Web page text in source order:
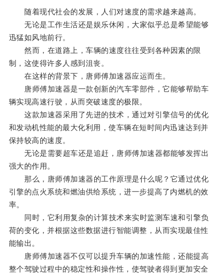
随着现代社会的发展，人们对速度的需求越来越高。
无论是工作生活还是娱乐休闲，大家似乎总是希望能够
迅猛如风地前行。
然而，在道路上，车辆的速度往往受到各种因素的限
制，这使得许多人感到沮丧。
在这样的背景下，唐师傅加速器应运而生。
唐师傅加速器是一款创新的汽车零部件，它能够帮助车
辆实现高速行驶，从而突破速度的极限。
这款加速器采用了先进的技术，通过对引擎信号的优化
和发动机性能的最大化利用，使车辆在短时间内迅速达到并
保持较高的速度。
无论是需要超车还是追赶，唐师傅加速器都能够发挥出
强大的作用。
那么，唐师傅加速器的工作原理是什么呢？它通过优化
引擎的点火系统和燃油供给系统，进一步提高了内燃机的效
率。
同时，它利用复杂的计算技术来实时监测车速和引擎负
荷的变化，并根据这些数据进行智能调整，从而实现最佳性
能输出。
唐师傅加速器不仅可以提升车辆的加速性能，还能提高
整个驾驶过程中的稳定性和操作性，使驾驶者得到更加安全